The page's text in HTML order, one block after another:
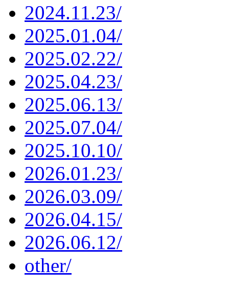
2024.11.23/
2025.01.04/
2025.02.22/
2025.04.23/
2025.06.13/
2025.07.04/
2025.10.10/
2026.01.23/
2026.03.09/
2026.04.15/
2026.06.12/
other/